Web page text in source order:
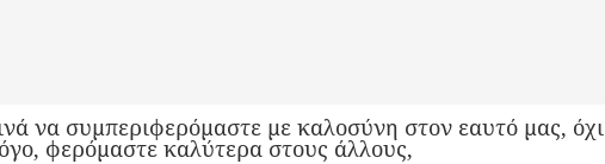
να συμπεριφερόμαστε με καλοσύνη στον εαυτό μας, όχι
φερόμαστε καλύτερα στους άλλους,